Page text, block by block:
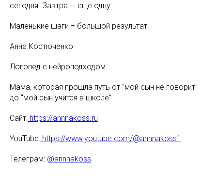
сегодня. Завтра — еще одну.
Маленькие шаги = большой результат.
Анна Костюченко
Логопед с нейроподходом
Мама, которая прошла путь от "мой сын не говорит"
до "мой сын учится в школе"
Сайт: https://annnakoss.ru
YouTube: https://www.youtube.com/@annnakoss1
Телеграм: @annnakoss